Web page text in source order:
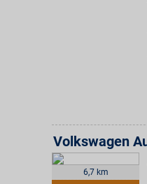
6,7 km